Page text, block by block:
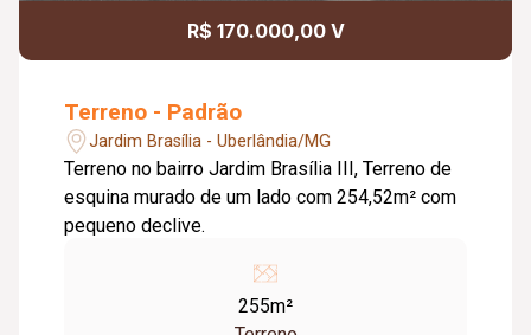
R$ 170.000,00 V
Terreno - Padrão
Jardim Brasília - Uberlândia/MG
Terreno no bairro Jardim Brasília III, Terreno de
esquina murado de um lado com 254,52m² com
pequeno declive.
255m²